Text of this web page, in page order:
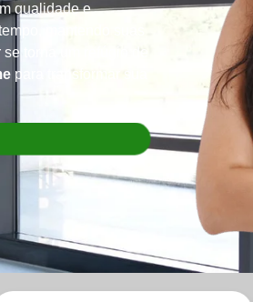
qualidade e
mantendo suas
torna um refúgio de
para transformar sua